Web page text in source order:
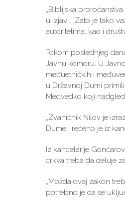
„Biblijska
u izjavi. „Zato je tako
autoritetima, kao i
Tokom poslednjeg
Javnu komoru. U
međuetničkih i
u Državnoj Dumi
Medvedko koji
„Zvaničnik Nilov je
Dume“, rečeno je iz
Iz kancelarije
crkva treba da deluje
„Možda ovaj zakon
potrebno je da se